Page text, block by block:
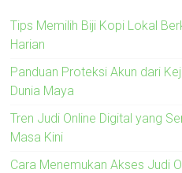
Tips Memilih Biji Kopi Lokal
Harian
Panduan Proteksi Akun dari
Dunia Maya
Tren Judi Online Digital yang
Masa Kini
Cara Menemukan Akses Judi